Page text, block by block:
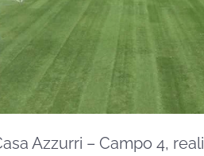
Azzurri – Campo 4,